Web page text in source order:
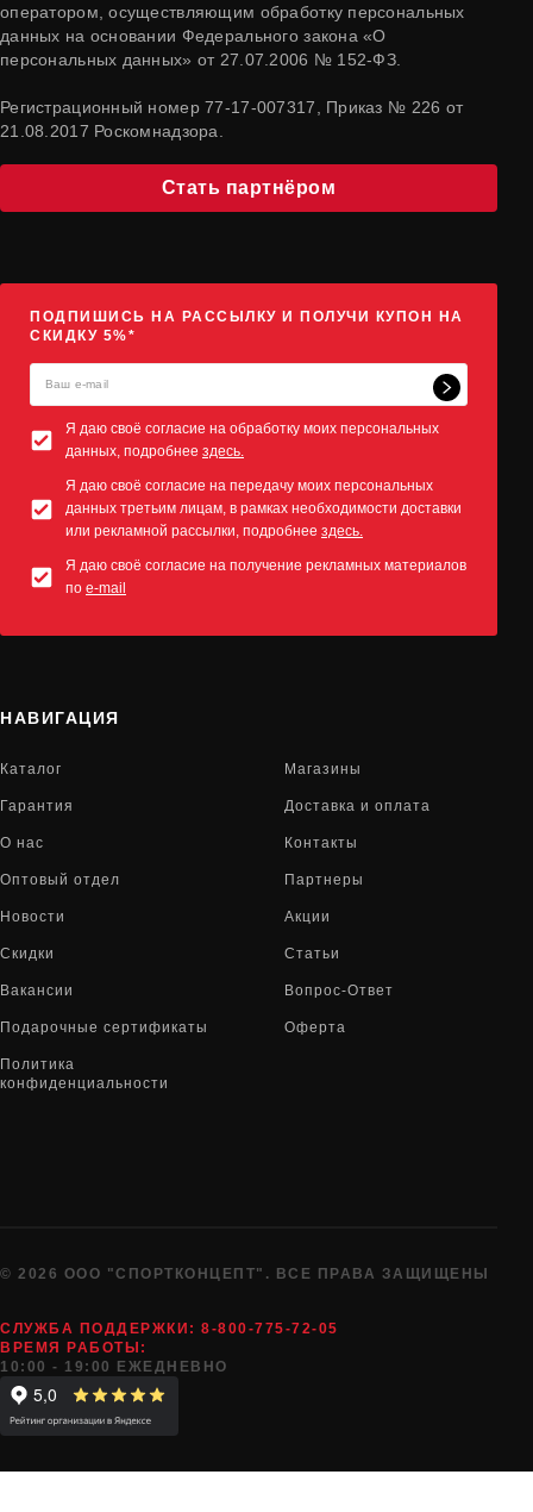
оператором, осуществляющим обработку персональных
данных на основании Федерального закона «О
персональных данных» от 27.07.2006 № 152-ФЗ.
Регистрационный номер 77-17-007317, Приказ № 226 от
21.08.2017 Роскомнадзора.
Стать партнёром
ПОДПИШИСЬ НА РАССЫЛКУ И ПОЛУЧИ КУПОН НА
СКИДКУ 5%*
Я даю своё согласие на обработку моих персональных
данных, подробнее здесь.
Я даю своё согласие на передачу моих персональных
данных третьим лицам, в рамках необходимости доставки
или рекламной рассылки, подробнее здесь.
Я даю своё согласие на получение рекламных материалов
по e-mail
НАВИГАЦИЯ
Каталог Магазины
Гарантия Доставка и оплата
О нас Контакты
Оптовый отдел Партнеры
Новости Акции
Скидки Статьи
Вакансии Вопрос-Ответ
Подарочные сертификаты Оферта
Политика
конфиденциальности
© 2026 ООО "СПОРТКОНЦЕПТ". ВСЕ ПРАВА ЗАЩИЩЕНЫ
СЛУЖБА ПОДДЕРЖКИ: 8-800-775-72-05
ВРЕМЯ РАБОТЫ:
10:00 - 19:00 ЕЖЕДНЕВНО